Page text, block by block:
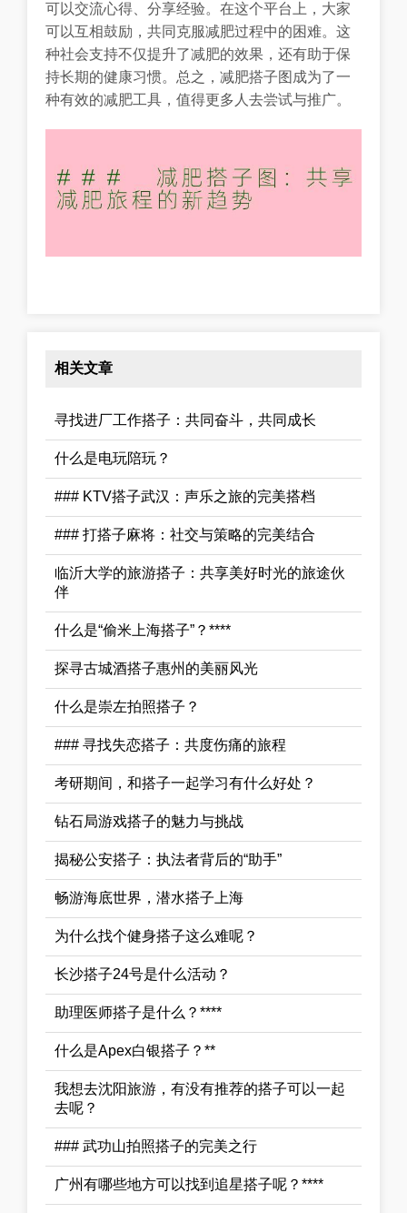
可以交流心得、分享经验。在这个平台上，大家
可以互相鼓励，共同克服减肥过程中的困难。这
种社会支持不仅提升了减肥的效果，还有助于保
持长期的健康习惯。总之，减肥搭子图成为了一
种有效的减肥工具，值得更多人去尝试与推广。
相关文章
寻找进厂工作搭子：共同奋斗，共同成长
什么是电玩陪玩？
### KTV搭子武汉：声乐之旅的完美搭档
### 打搭子麻将：社交与策略的完美结合
临沂大学的旅游搭子：共享美好时光的旅途伙
伴
什么是“偷米上海搭子”？****
探寻古城酒搭子惠州的美丽风光
什么是崇左拍照搭子？
### 寻找失恋搭子：共度伤痛的旅程
考研期间，和搭子一起学习有什么好处？
钻石局游戏搭子的魅力与挑战
揭秘公安搭子：执法者背后的“助手”
畅游海底世界，潜水搭子上海
为什么找个健身搭子这么难呢？
长沙搭子24号是什么活动？
助理医师搭子是什么？****
什么是Apex白银搭子？**
我想去沈阳旅游，有没有推荐的搭子可以一起
去呢？
### 武功山拍照搭子的完美之行
广州有哪些地方可以找到追星搭子呢？****